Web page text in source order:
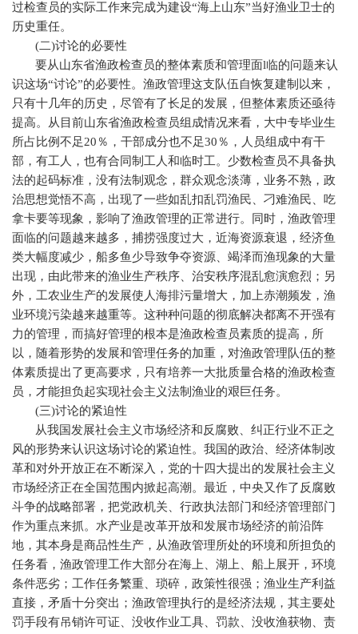
过检查员的实际工作来完成为建设“海上山东”当好渔业卫士的
历史重任。
(二)讨论的必要性
要从山东省渔政检查员的整体素质和管理面l临的问题来认
识这场“讨论”的必要性。渔政管理这支队伍自恢复建制以来，
只有十几年的历史，尽管有了长足的发展，但整体素质还亟待
提高。从目前山东省渔政检查员组成情况来看，大中专毕业生
所占比例不足20 ％，干部成分也不足30 ％，人员组成中有干
部，有工人，也有合同制工人和临时工。少数检查员不具备执
法的起码标准，没有法制观念，群众观念淡薄，业务不熟，政
治思想觉悟不高，出现了一些如乱扣乱罚渔民、刁难渔民、吃
拿卡要等现象，影响了渔政管理的正常进行。同时，渔政管理
面临的问题越来越多，捕捞强度过大，近海资源衰退，经济鱼
类大幅度减少，船多鱼少导致争夺资源、竭泽而渔现象的大量
出现，由此带来的渔业生产秩序、治安秩序混乱愈演愈烈；另
外，工农业生产的发展使人海排污量增大，加上赤潮频发，渔
业环境污染越来越重等。这种种问题的彻底解决都离不开强有
力的管理，而搞好管理的根本是渔政检查员素质的提高，所
以，随着形势的发展和管理任务的加重，对渔政管理队伍的整
体素质提出了更高要求，只有培养一大批质量合格的渔政检查
员，才能担负起实现社会主义法制渔业的艰巨任务。
(三)讨论的紧迫性
从我国发展社会主义市场经济和反腐败、纠正行业不正之
风的形势来认识这场讨论的紧迫性。我国的政治、经济体制改
革和对外开放正在不断深入，党的十四大提出的发展社会主义
市场经济正在全国范围内掀起高潮。最近，中央又作了反腐败
斗争的战略部署，把党政机关、行政执法部门和经济管理部门
作为重点来抓。水产业是改革开放和发展市场经济的前沿阵
地，其本身是商品性生产，从渔政管理所处的环境和所担负的
任务看，渔政管理工作大部分在海上、湖上、船上展开，环境
条件恶劣；工作任务繁重、琐碎，政策性很强；渔业生产利益
直接，矛盾十分突出；渔政管理执行的是经济法规，其主要处
罚手段有吊销许可证、没收作业工具、罚款、没收渔获物、责